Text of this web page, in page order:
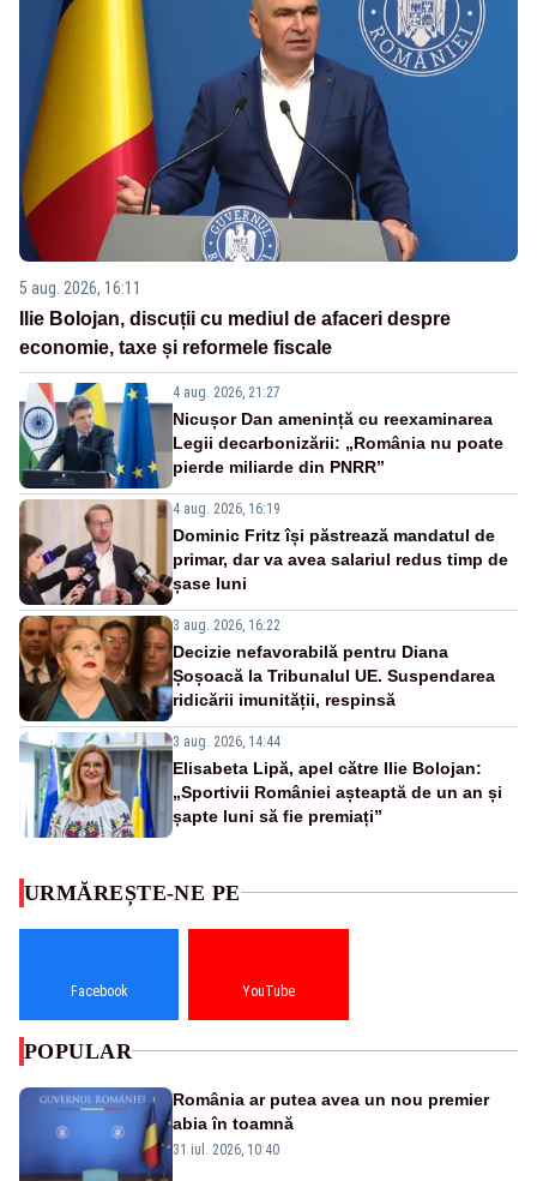
5 aug. 2026, 16:11
Ilie Bolojan, discuții cu mediul de afaceri despre
economie, taxe și reformele fiscale
4 aug. 2026, 21:27
Nicușor Dan amenință cu reexaminarea
Legii decarbonizării: „România nu poate
pierde miliarde din PNRR”
4 aug. 2026, 16:19
Dominic Fritz își păstrează mandatul de
primar, dar va avea salariul redus timp de
șase luni
3 aug. 2026, 16:22
Decizie nefavorabilă pentru Diana
Șoșoacă la Tribunalul UE. Suspendarea
ridicării imunității, respinsă
3 aug. 2026, 14:44
Elisabeta Lipă, apel către Ilie Bolojan:
„Sportivii României așteaptă de un an și
șapte luni să fie premiați”
URMĂREȘTE-NE PE
Facebook YouTube
POPULAR
România ar putea avea un nou premier
abia în toamnă
31 iul. 2026, 10:40